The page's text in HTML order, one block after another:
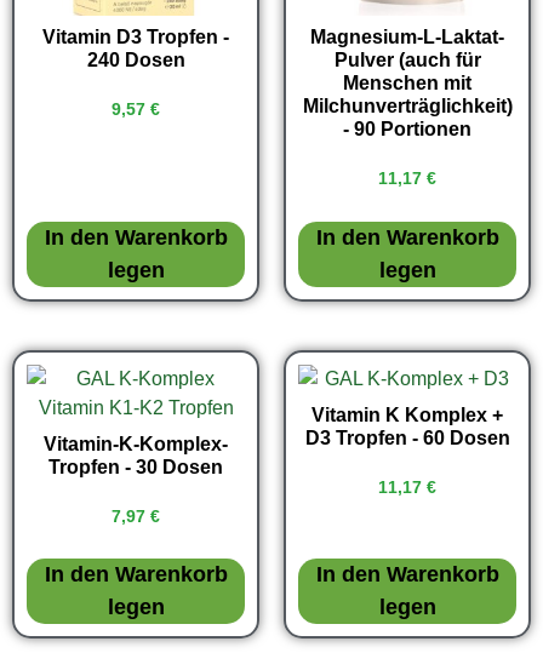
Vitamin D3 Tropfen -
240 Dosen
9,57 €
In den Warenkorb
legen
Magnesium-L-Laktat-
Pulver (auch für
Menschen mit
Milchunverträglichkeit)
- 90 Portionen
11,17 €
In den Warenkorb
legen
Vitamin-K-Komplex-
Tropfen - 30 Dosen
7,97 €
In den Warenkorb
legen
Vitamin K Komplex +
D3 Tropfen - 60 Dosen
11,17 €
In den Warenkorb
legen